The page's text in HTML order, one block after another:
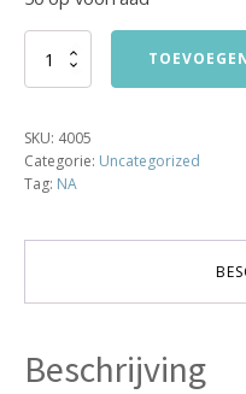
SCOOTERMAND
aantal
SKU: 4005
Categorie: Uncategorized
Tag: NA
Beschrijving